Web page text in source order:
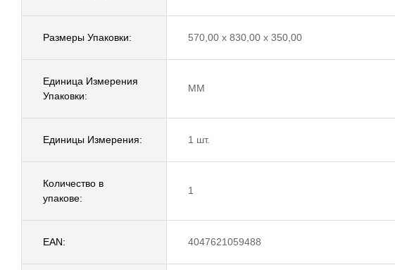
Размеры Упаковки: 570,00 x 830,00 x 350,00
Единица Измерения
Упаковки:
MM
Единицы Измерения: 1 шт.
Количество в
упакове:
1
EAN: 4047621059488